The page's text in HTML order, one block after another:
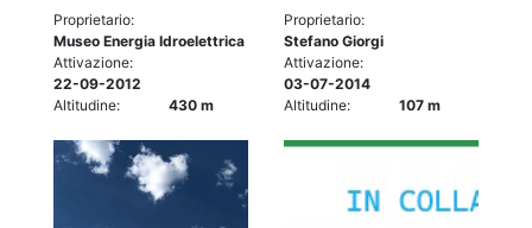
Proprietario:
Museo Energia Idroelettrica
Attivazione:
22-09-2012
Altitudine:
430 m
Proprietario:
Stefano Giorgi
Attivazione:
03-07-2014
Altitudine:
107 m